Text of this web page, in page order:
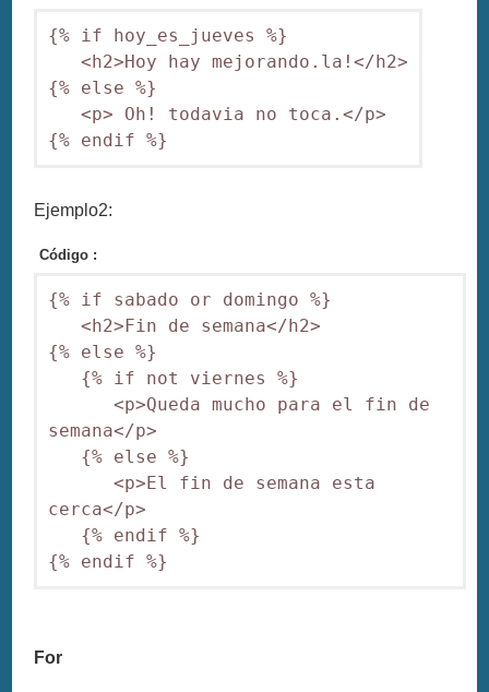
{% if hoy_es_jueves %}
<h2>Hoy hay mejorando.la!</h2>
{% else %}
<p> Oh! todavia no toca.</p>
{% endif %}
Ejemplo2:
Código :
{% if sabado or domingo %}
<h2>Fin de semana</h2>
{% else %}
{% if not viernes %}
<p>Queda mucho para el fin de
semana</p>
{% else %}
<p>El fin de semana esta
cerca</p>
{% endif %}
{% endif %}
For